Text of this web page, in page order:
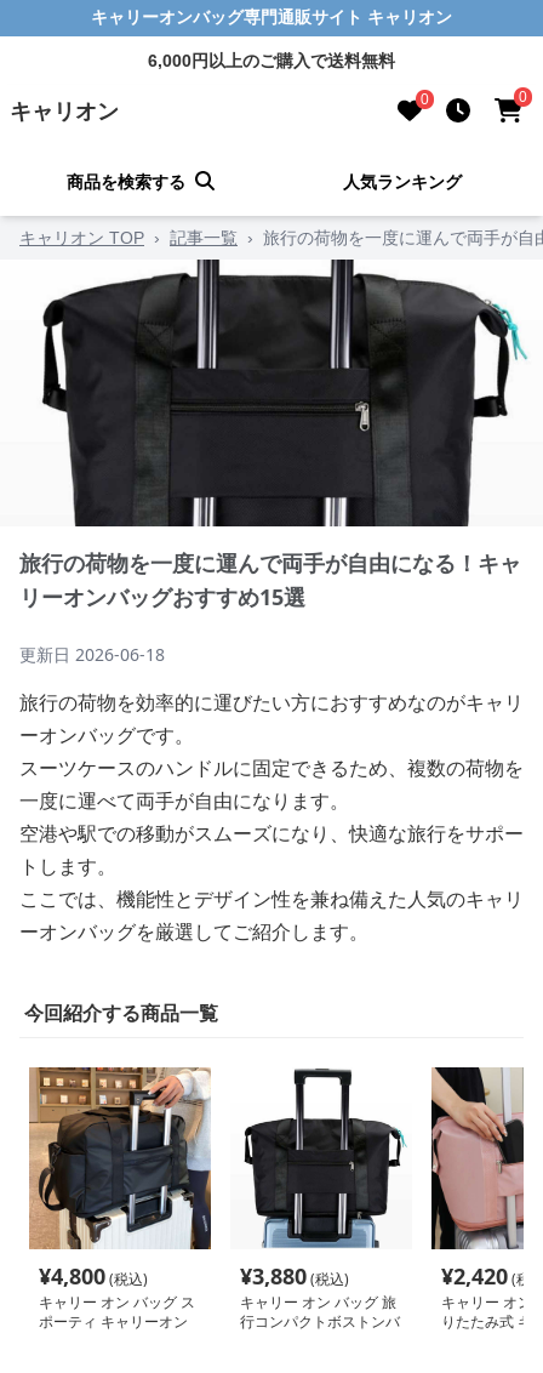
キャリーオンバッグ専門通販サイト キャリオン
6,000円以上のご購入で送料無料
キャリオン 0 0
商品を検索する 人気ランキング
キャリオン TOP › 記事一覧 › 旅行の荷物を一度に運んで両手が
旅行の荷物を一度に運んで両手が自由になる！キャ
リーオンバッグおすすめ15選
更新日 2026-06-18
旅行の荷物を効率的に運びたい方におすすめなのがキャリ
ーオンバッグです。
スーツケースのハンドルに固定できるため、複数の荷物を
一度に運べて両手が自由になります。
空港や駅での移動がスムーズになり、快適な旅行をサポー
トします。
ここでは、機能性とデザイン性を兼ね備えた人気のキャリ
ーオンバッグを厳選してご紹介します。
今回紹介する商品一覧
¥4,800(税込)
キャリー オン バッグ ス
ポーティ キャリーオン
¥3,880(税込)
キャリー オン バッグ 旅
行コンパクトボストンバ
¥2,420(税
キャリー オン
りたたみ式 キ